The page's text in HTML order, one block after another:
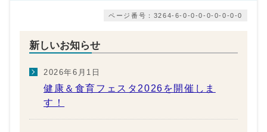
ページ番号：3264-6-0-0-0-0-0-0-0-0
新しいお知らせ
2026年6月1日
健康＆食育フェスタ2026を開催しま
す！